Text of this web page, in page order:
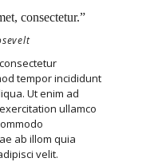
consectetur.”
tempor incididunt
Ut enim ad
ullamco
ab illom quia
velit.